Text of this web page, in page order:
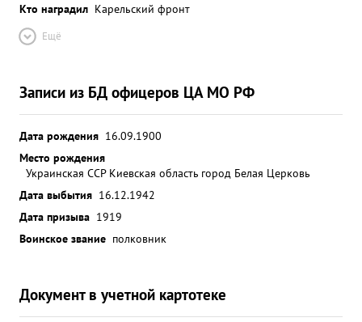
Кто наградил Карельский фронт
Ещё
Записи из БД офицеров ЦА МО РФ
Дата рождения 16.09.1900
Место рождения
Украинская ССР Киевская область город Белая Церковь
Дата выбытия 16.12.1942
Дата призыва 1919
Воинское звание полковник
Документ в учетной картотеке